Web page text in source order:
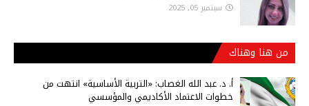
سبتمبر 05, 2025
من هنا وهناك
أ‌. د. عبد الله الغصاب: «التربية الأساسية» انتهت من
خطوات الاعتماد الأكاديمي والمؤسسي